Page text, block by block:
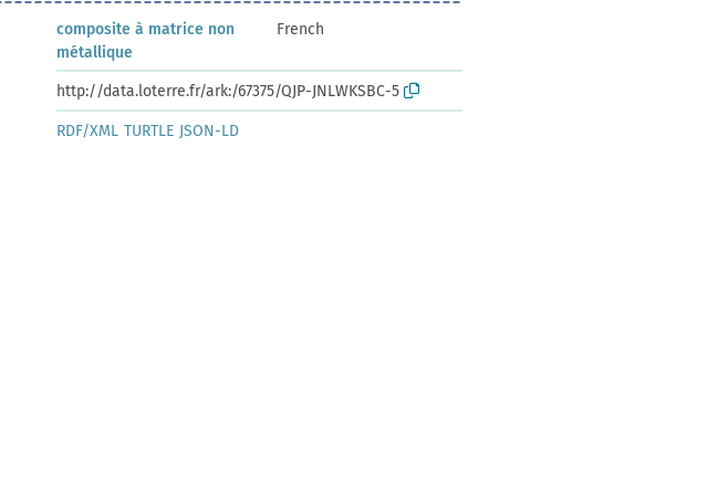
composite à matrice non
métallique
French
http://data.loterre.fr/ark:/67375/QJP-JNLWKSBC-5
RDF/XML TURTLE JSON-LD